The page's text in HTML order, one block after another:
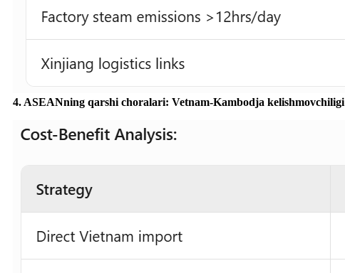
4. ASEANning qarshi choralari: Vetnam-Kambodja kelishmovchiligi